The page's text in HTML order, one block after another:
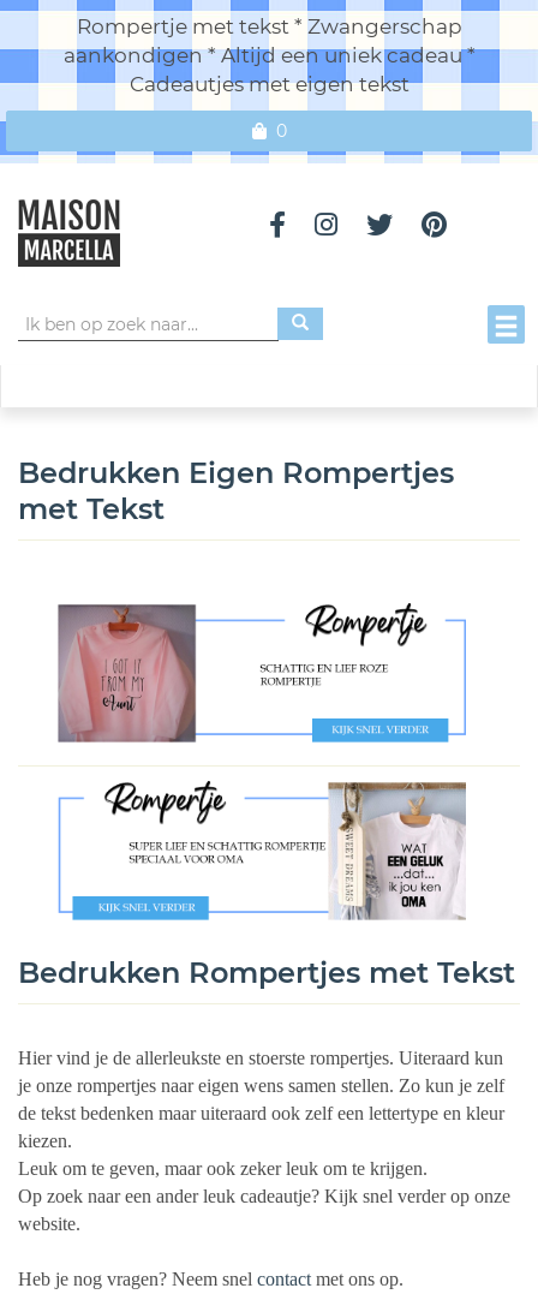
Rompertje met tekst * Zwangerschap
aankondigen * Altijd een uniek cadeau *
Cadeautjes met eigen tekst
0
Bedrukken Eigen Rompertjes
met Tekst
Bedrukken Rompertjes met Tekst
Hier vind je de allerleukste en stoerste rompertjes. Uiteraard kun
je onze rompertjes naar eigen wens samen stellen. Zo kun je zelf
de tekst bedenken maar uiteraard ook zelf een lettertype en kleur
kiezen.
Leuk om te geven, maar ook zeker leuk om te krijgen.
Op zoek naar een ander leuk cadeautje? Kijk snel verder op onze
website.
Heb je nog vragen? Neem snel contactmet ons op.